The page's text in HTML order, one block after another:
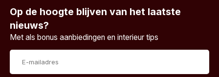
Op de hoogte blijven van het laatste
nieuws?
Met als bonus aanbiedingen en interieur tips